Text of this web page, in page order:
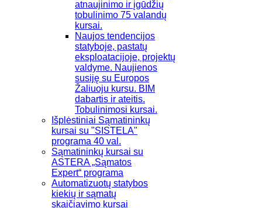
atnaujinimo ir įgūdžių
tobulinimo 75 valandų
kursai.
Naujos tendencijos
statyboje, pastatų
eksploatacijoje, projektų
valdyme. Naujienos
susiję su Europos
Žaliuoju kursu. BIM
dabartis ir ateitis.
Tobulinimosi kursai.
Išplėstiniai Sąmatininkų
kursai su "SISTELA"
programa 40 val.
Sąmatininkų kursai su
ASTERA „Sąmatos
Expert“ programa
Automatizuotų statybos
kiekių ir sąmatų
skaičiavimo kursai